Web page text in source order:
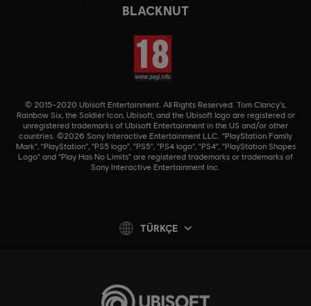
BLACKNUT
© 2015–2020 Ubisoft Entertainment. All Rights Reserved. Tom Clancy’s,
Rainbow Six, the Soldier Icon, Ubisoft, and the Ubisoft logo are registered or
unregistered trademarks of Ubisoft Entertainment in the US and/or other
countries. ©2026 Sony Interactive Entertainment LLC. "PlayStation Family
Mark", "PlayStation", "PS5 logo", "PS5", "PS4 logo", "PS4", "PlayStation Shapes
Logo" and "Play Has No Limits" are registered trademarks or trademarks of
Sony Interactive Entertainment Inc.
TÜRKÇE